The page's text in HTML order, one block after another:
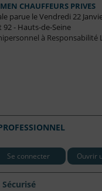
CHAUFFEURS PRIVES
parue le Vendredi 22
- Hauts-de-Seine
à Responsabilité
Se connecter Ouvrir